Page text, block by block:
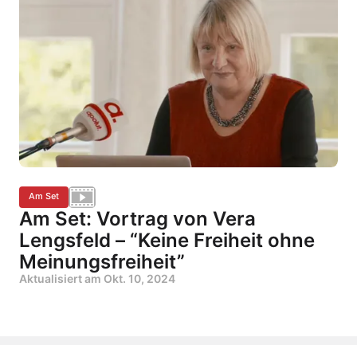
Am Set
Am Set: Vortrag von Vera
Lengsfeld – “Keine Freiheit ohne
Meinungsfreiheit”
Aktualisiert am Okt. 10, 2024